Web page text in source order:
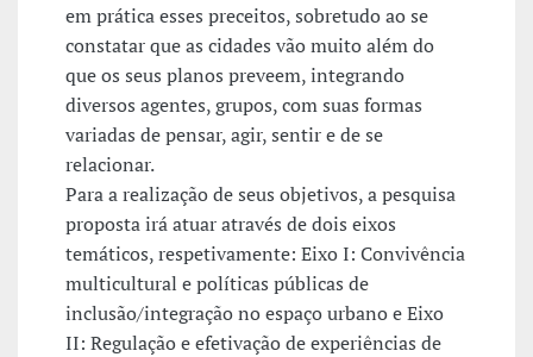
em prática esses preceitos, sobretudo ao se
constatar que as cidades vão muito além do
que os seus planos preveem, integrando
diversos agentes, grupos, com suas formas
variadas de pensar, agir, sentir e de se
relacionar.
Para a realização de seus objetivos, a pesquisa
proposta irá atuar através de dois eixos
temáticos, respetivamente: Eixo I: Convivência
multicultural e políticas públicas de
inclusão/integração no espaço urbano e Eixo
II: Regulação e efetivação de experiências de